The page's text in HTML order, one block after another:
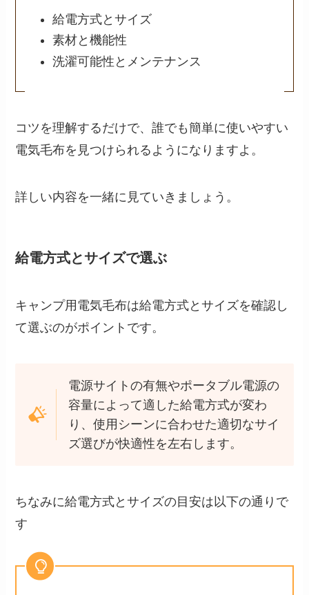
給電方式とサイズ
素材と機能性
洗濯可能性とメンテナンス
コツを理解するだけで、誰でも簡単に使いやすい
電気毛布を見つけられるようになりますよ。
詳しい内容を一緒に見ていきましょう。
給電方式とサイズで選ぶ
キャンプ用電気毛布は給電方式とサイズを確認し
て選ぶのがポイントです。
電源サイトの有無やポータブル電源の
容量によって適した給電方式が変わ
り、使用シーンに合わせた適切なサイ
ズ選びが快適性を左右します。
ちなみに給電方式とサイズの目安は以下の通りで
す